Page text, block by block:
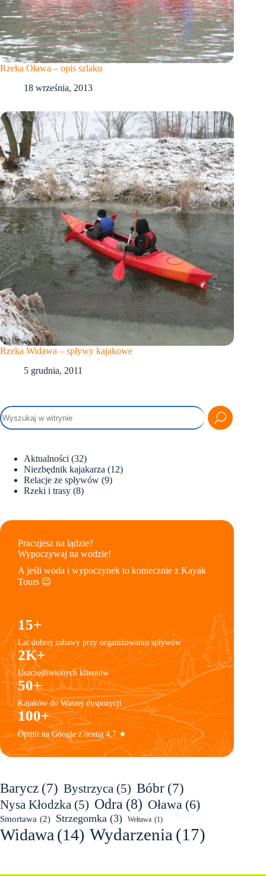
Rzeka Oława – opis szlaku
18 września, 2013
Rzeka Widawa – spływy kajakowe
5 grudnia, 2011
Aktualności (32)
Niezbędnik kajakarza (12)
Relacje ze spływów (9)
Rzeki i trasy (8)
Pracujesz na lądzie?
Wypoczywaj na wodzie!
A jeśli woda i wypoczynek to koniecznie z Kayak
Tours 😉
15+
Lat dobrej zabawy przy organizowaniu spływów
2K+
Uszczęśliwionych klientów
50+
Kajaków do Waszej dyspozycji
100+
Opinii na Google z oceną 4,7 ★
Barycz (7) Bystrzyca (5) Bóbr (7)
Nysa Kłodzka (5) Odra (8) Oława (6)
Smortawa (2) Strzegomka (3) Wełtawa (1)
Widawa (14) Wydarzenia (17)